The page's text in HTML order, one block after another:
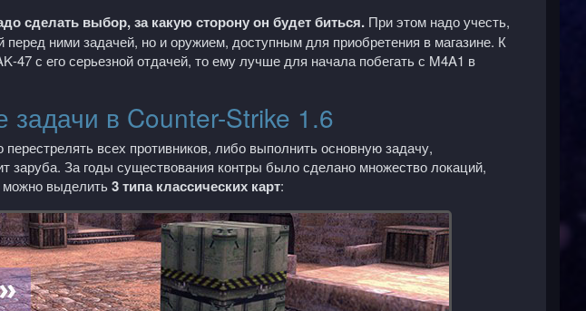
сделать выбор, за какую сторону он будет биться. При этом надо учесть,
перед ними задачей, но и оружием, доступным для приобретения в магазине. К
-47 с его серьезной отдачей, то ему лучше для начала побегать с M4A1 в
задачи в Counter-Strike 1.6
всех противников, либо выполнить основную задачу,
заруба. За годы существования контры было сделано множество локаций,
выделить3 типа классических карт: